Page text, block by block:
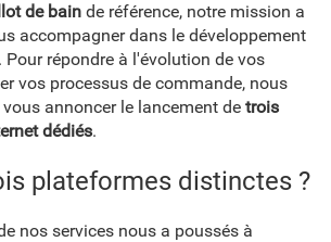
de bain de référence, notre mission a
accompagner dans le développement
répondre à l'évolution de vos
vos processus de commande, nous
annoncer le lancement de trois
dédiés.
plateformes distinctes ?
nos services nous a poussés à